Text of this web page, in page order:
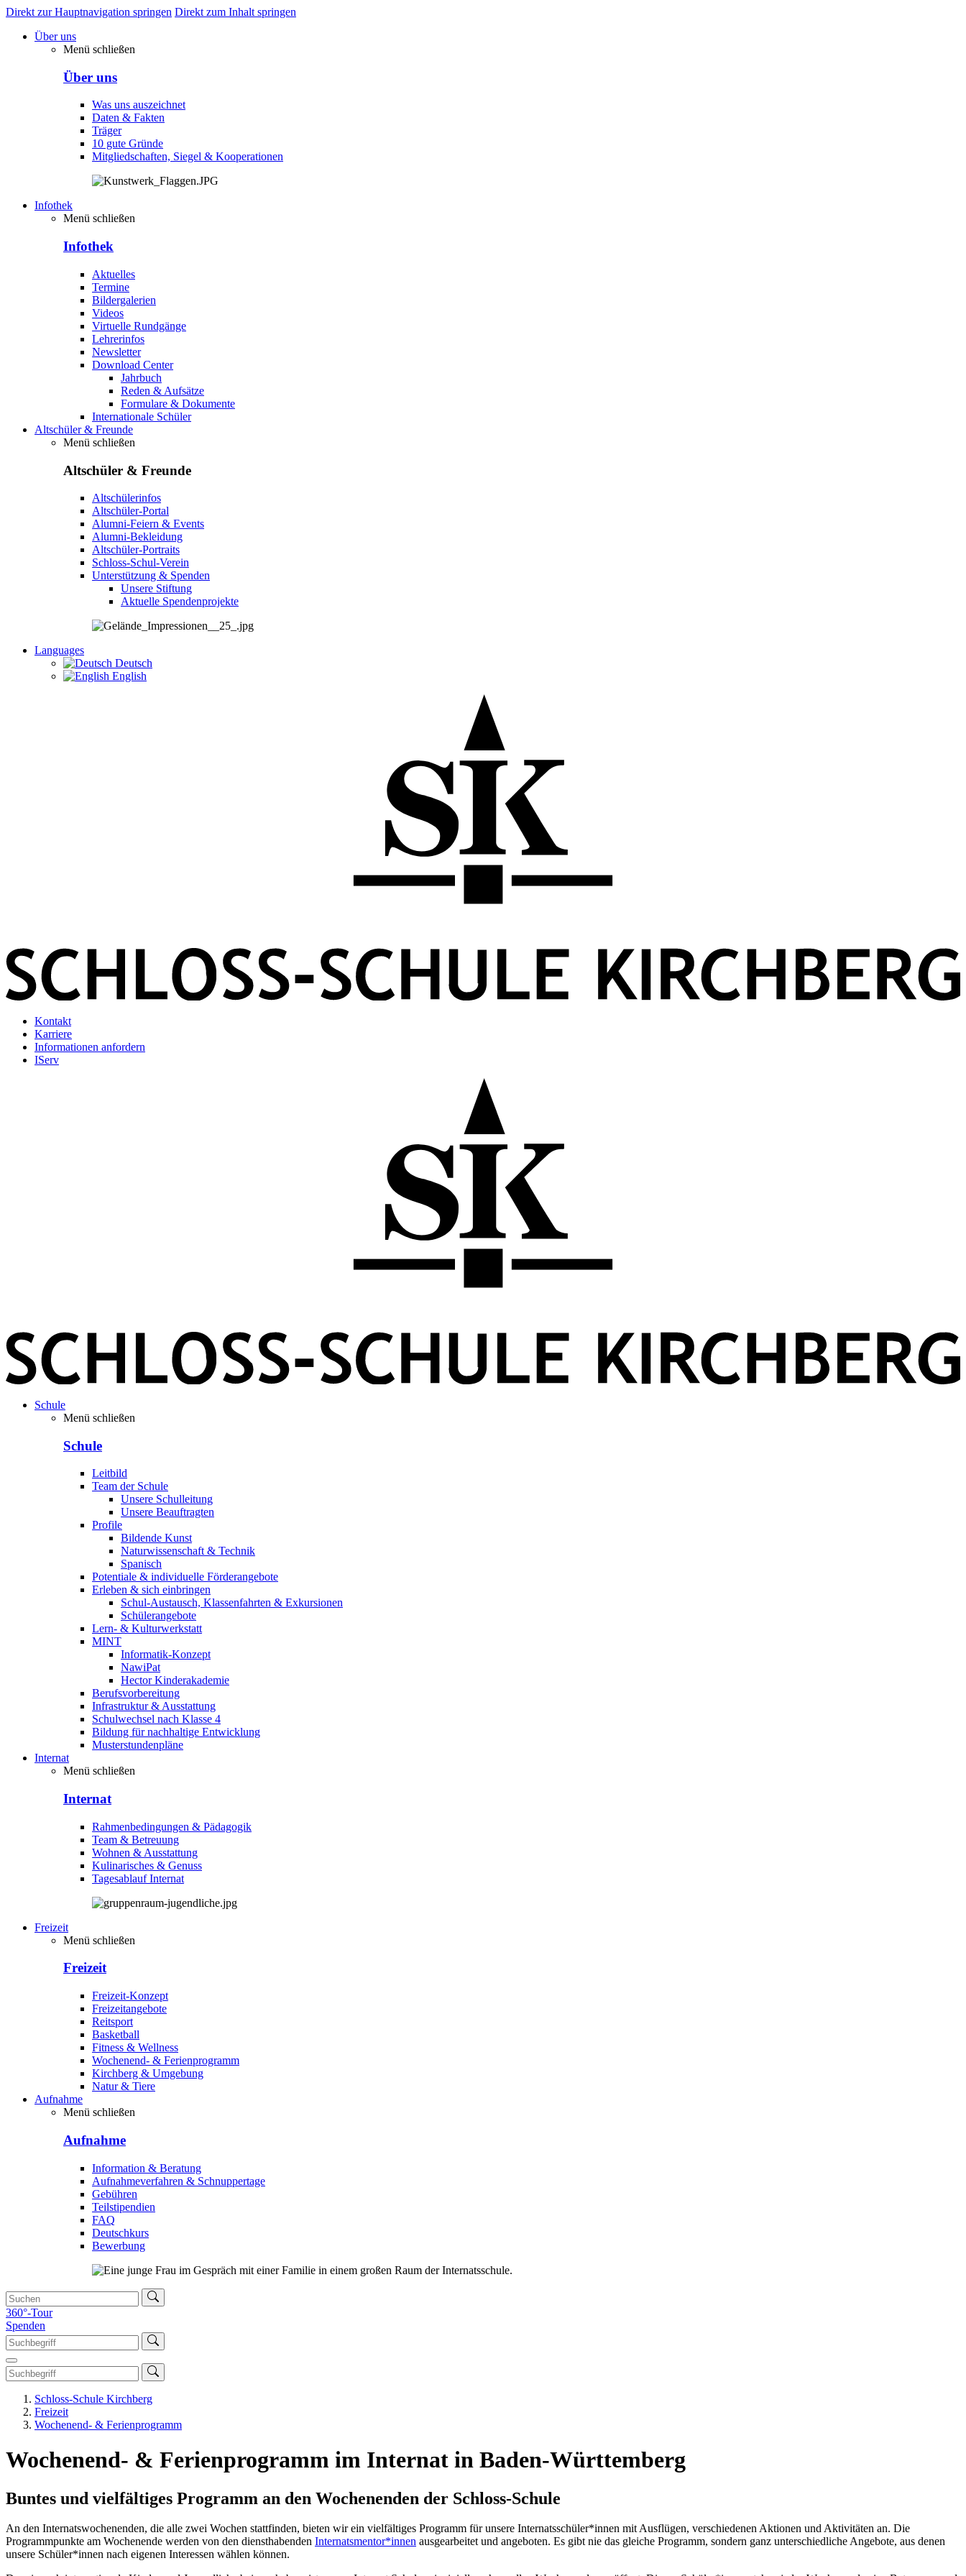
Direkt zur Hauptnavigation springen Direkt zum Inhalt springen
Über uns
Menü schließen
Über uns
Was uns auszeichnet
Daten & Fakten
Träger
10 gute Gründe
Mitgliedschaften, Siegel & Kooperationen
Infothek
Menü schließen
Infothek
Aktuelles
Termine
Bildergalerien
Videos
Virtuelle Rundgänge
Lehrerinfos
Newsletter
Download Center
Jahrbuch
Reden & Aufsätze
Formulare & Dokumente
Internationale Schüler
Altschüler & Freunde
Menü schließen
Altschüler & Freunde
Altschülerinfos
Altschüler-Portal
Alumni-Feiern & Events
Alumni-Bekleidung
Altschüler-Portraits
Schloss-Schul-Verein
Unterstützung & Spenden
Unsere Stiftung
Aktuelle Spendenprojekte
Languages
Deutsch
English
Kontakt
Karriere
Informationen anfordern
IServ
Schule
Menü schließen
Schule
Leitbild
Team der Schule
Unsere Schulleitung
Unsere Beauftragten
Profile
Bildende Kunst
Naturwissenschaft & Technik
Spanisch
Potentiale & individuelle Förderangebote
Erleben & sich einbringen
Schul-Austausch, Klassenfahrten & Exkursionen
Schülerangebote
Lern- & Kulturwerkstatt
MINT
Informatik-Konzept
NawiPat
Hector Kinderakademie
Berufsvorbereitung
Infrastruktur & Ausstattung
Schulwechsel nach Klasse 4
Bildung für nachhaltige Entwicklung
Musterstundenpläne
Internat
Menü schließen
Internat
Rahmenbedingungen & Pädagogik
Team & Betreuung
Wohnen & Ausstattung
Kulinarisches & Genuss
Tagesablauf Internat
Freizeit
Menü schließen
Freizeit
Freizeit-Konzept
Freizeitangebote
Reitsport
Basketball
Fitness & Wellness
Wochenend- & Ferienprogramm
Kirchberg & Umgebung
Natur & Tiere
Aufnahme
Menü schließen
Aufnahme
Information & Beratung
Aufnahmeverfahren & Schnuppertage
Gebühren
Teilstipendien
FAQ
Deutschkurs
Bewerbung
360°-Tour
Spenden
Schloss-Schule Kirchberg
Freizeit
Wochenend- & Ferienprogramm
Wochenend- & Ferienprogramm im Internat in Baden-Württemberg
Buntes und vielfältiges Programm an den Wochenenden der Schloss-Schule
An den Internatswochenenden, die alle zwei Wochen stattfinden, bieten wir ein vielfältiges Programm für unsere Internatsschüler*innen mit Ausflügen, verschiedenen Aktionen und Aktivitäten an. Die
Programmpunkte am Wochenende werden von den diensthabenden Internatsmentor*innen ausgearbeitet und angeboten. Es gibt nie das gleiche Programm, sondern ganz unterschiedliche Angebote, aus denen
unsere Schüler*innen nach eigenen Interessen wählen können.